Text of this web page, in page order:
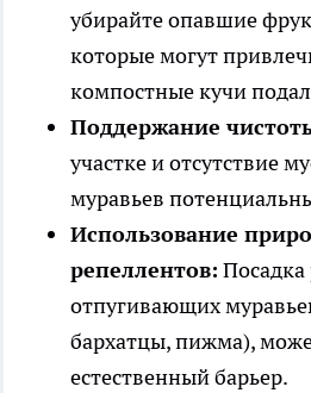
убирайте опавшие
которые могут
компостные кучи
Поддержание
участке и отсутствие
муравьев
Использование
репеллентов: Посадка
отпугивающих
бархатцы, пижма),
естественный барьер.